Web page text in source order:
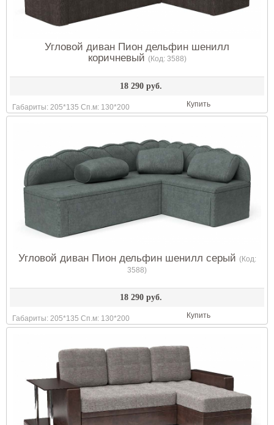
Угловой диван Пион дельфин шенилл
коричневый (Код: 3588)
18 290 руб.
Габариты: 205*135 Сп.м: 130*200 Купить
Угловой диван Пион дельфин шенилл серый (Код:
3588)
18 290 руб.
Габариты: 205*135 Сп.м: 130*200 Купить